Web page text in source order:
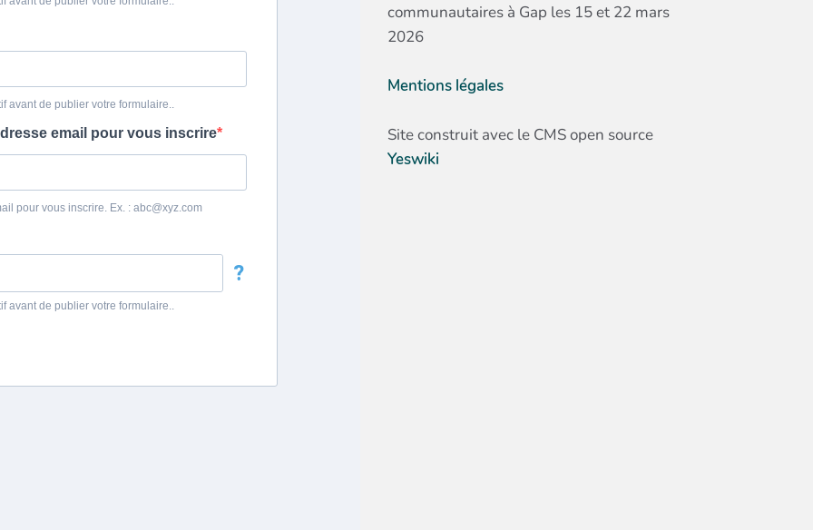
communautaires à Gap les 15 et 22 mars
2026
Mentions légales
Site construit avec le CMS open source
Yeswiki